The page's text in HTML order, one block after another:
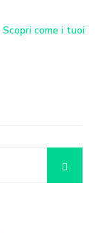
Scopri come i tuoi